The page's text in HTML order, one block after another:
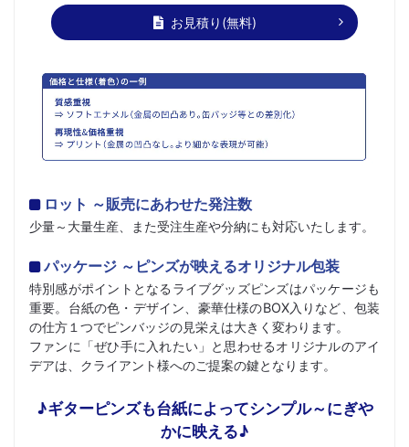
お見積り(無料)
ロット ～販売にあわせた発注数
少量～大量生産、また受注生産や分納にも対応いたします。
パッケージ ～ピンズが映えるオリジナル包装
特別感がポイントとなるライブグッズピンズはパッケージも
重要。台紙の色・デザイン、豪華仕様のBOX入りなど、包装
の仕方１つでピンバッジの見栄えは大きく変わります。
ファンに「ぜひ手に入れたい」と思わせるオリジナルのアイ
デアは、クライアント様へのご提案の鍵となります。
♪ギターピンズも台紙によってシンプル～にぎや
かに映える♪